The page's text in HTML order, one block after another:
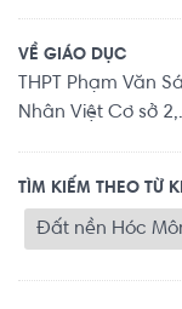
VỀ GIÁO DỤC
THPT Phạm Văn
Nhân Việt Cơ sở
TÌM KIẾM THEO TỪ
Đất nền Hóc